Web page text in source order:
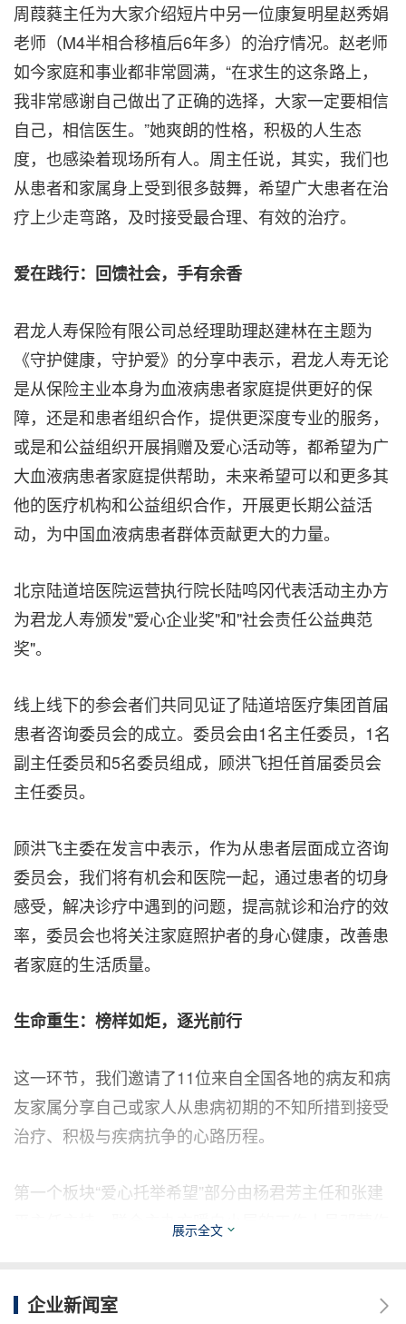
周葭蕤主任为大家介绍短片中另一位康复明星赵秀娟
老师（M4半相合移植后6年多）的治疗情况。赵老师
如今家庭和事业都非常圆满，“在求生的这条路上，
我非常感谢自己做出了正确的选择，大家一定要相信
自己，相信医生。”她爽朗的性格，积极的人生态
度，也感染着现场所有人。周主任说，其实，我们也
从患者和家属身上受到很多鼓舞，希望广大患者在治
疗上少走弯路，及时接受最合理、有效的治疗。
爱在践行：回馈社会，手有余香
君龙人寿保险有限公司总经理助理赵建林在主题为
《守护健康，守护爱》的分享中表示，君龙人寿无论
是从保险主业本身为血液病患者家庭提供更好的保
障，还是和患者组织合作，提供更深度专业的服务，
或是和公益组织开展捐赠及爱心活动等，都希望为广
大血液病患者家庭提供帮助，未来希望可以和更多其
他的医疗机构和公益组织合作，开展更长期公益活
动，为中国血液病患者群体贡献更大的力量。
北京陆道培医院运营执行院长陆鸣冈代表活动主办方
为君龙人寿颁发"爱心企业奖"和"社会责任公益典范
奖"。
线上线下的参会者们共同见证了陆道培医疗集团首届
患者咨询委员会的成立。委员会由1名主任委员，1名
副主任委员和5名委员组成，顾洪飞担任首届委员会
主任委员。
顾洪飞主委在发言中表示，作为从患者层面成立咨询
委员会，我们将有机会和医院一起，通过患者的切身
感受，解决诊疗中遇到的问题，提高就诊和治疗的效
率，委员会也将关注家庭照护者的身心健康，改善患
者家庭的生活质量。
生命重生：榜样如炬，逐光前行
这一环节，我们邀请了11位来自全国各地的病友和病
友家属分享自己或家人从患病初期的不知所措到接受
治疗、积极与疾病抗争的心路历程。
第一个板块“爱心托举希望”部分由杨君芳主任和张建
平主任主持。联合主办方暖白小屋的工作人员邓莹作
大家不只是医学上的治愈，更是社会学的治愈。公益
展示全文
企业新闻室